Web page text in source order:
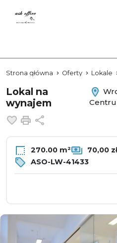
Strona główna Oferty Lokale
Lokal na
wynajem
Dodaj do ulubionych
Drukuj
270.00 m² 70,00
ASO-LW-41433